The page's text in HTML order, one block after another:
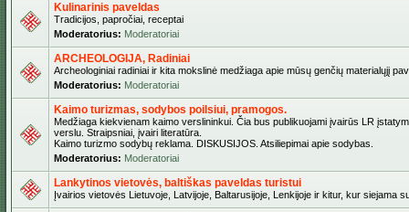
Kulinarinis paveldas
Tradicijos, papročiai, receptai
Moderatorius: Moderatoriai
ARCHEOLOGIJA, Radiniai
Archeologiniai radiniai ir kita mokslinė medžiaga apie mūsų genčių materialųjį
Moderatorius: Moderatoriai
Kaimo turizmas, sodybos poilsiui, pramogos.
Medžiaga kiekvienam kaimo verslininkui. Čia bus publikuojami įvairūs LR
verslu. Straipsniai, įvairi literatūra.
Kaimo turizmo sodybų reklama. DISKUSIJOS. Atsiliepimai apie sodybas.
Moderatorius: Moderatoriai
Lankytinos vietovės, baltiškas paveldas turistui
Įvairios vietovės Lietuvoje, Latvijoje, Baltarusijoje, Lenkijoje ir kitur, kur siejama